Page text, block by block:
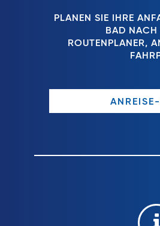
PLANEN SIE IHRE
BAD
ROUTENPLANER,